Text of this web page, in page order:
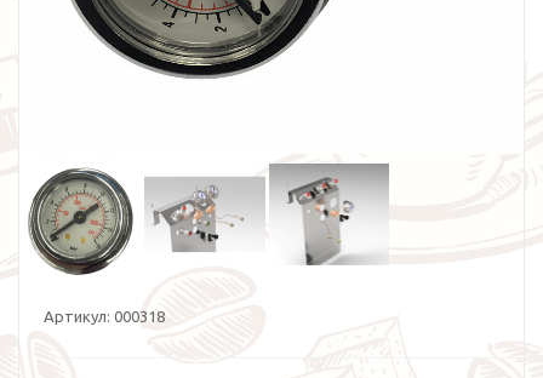
Артикул: 000318